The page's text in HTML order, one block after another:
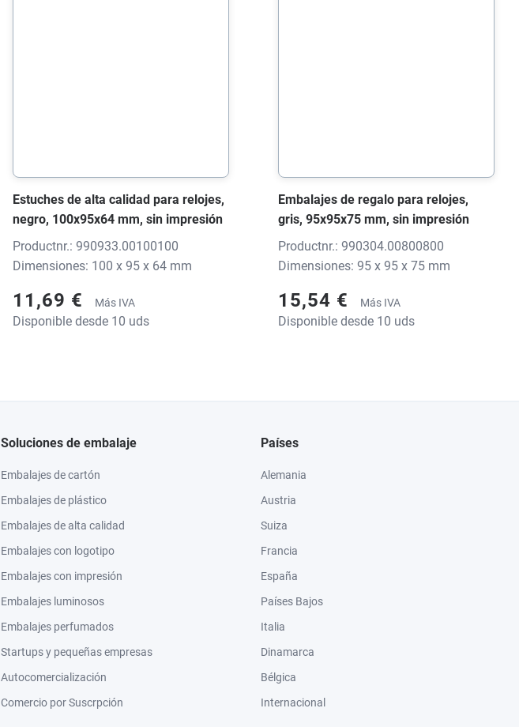
Estuches de alta calidad para relojes,
negro, 100x95x64 mm, sin impresión
Productnr.: 990933.00100100
Dimensiones: 100 x 95 x 64 mm
11,69 € Más IVA
Disponible desde 10 uds
Embalajes de regalo para relojes,
gris, 95x95x75 mm, sin impresión
Productnr.: 990304.00800800
Dimensiones: 95 x 95 x 75 mm
15,54 € Más IVA
Disponible desde 10 uds
Soluciones de embalaje
Embalajes de cartón
Embalajes de plástico
Embalajes de alta calidad
Embalajes con logotipo
Embalajes con impresión
Embalajes luminosos
Embalajes perfumados
Startups y pequeñas empresas
Autocomercialización
Comercio por Suscrpción
Países
Alemania
Austria
Suiza
Francia
España
Países Bajos
Italia
Dinamarca
Bélgica
Internacional